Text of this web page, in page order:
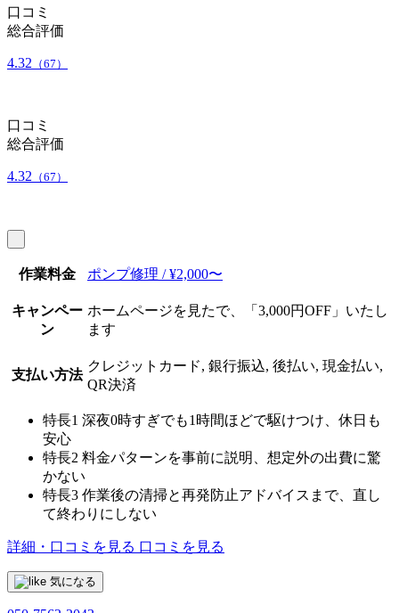
口コミ
総合評価
4.32 （67）
口コミ
総合評価
4.32 （67）
作業料金 ポンプ修理 / ¥2,000〜
キャンペー
ン
ホームページを見たで、「3,000円OFF」いたし
ます
支払い方法
クレジットカード, 銀行振込, 後払い, 現金払い,
QR決済
特長1 深夜0時すぎでも1時間ほどで駆けつけ、休日も
安心
特長2 料金パターンを事前に説明、想定外の出費に驚
かない
特長3 作業後の清掃と再発防止アドバイスまで、直し
て終わりにしない
詳細・口コミを見る 口コミを見る
気になる